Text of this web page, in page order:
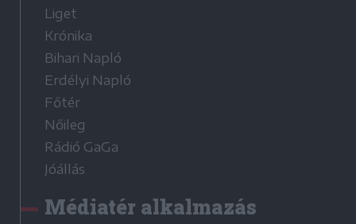
Liget
Krónika
Bihari Napló
Erdélyi Napló
Főtér
Nőileg
Rádió GaGa
Jóállás
Médiatér alkalmazás